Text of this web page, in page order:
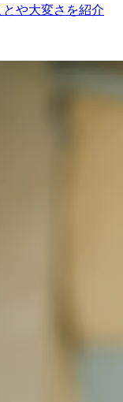
とや大変さを紹介